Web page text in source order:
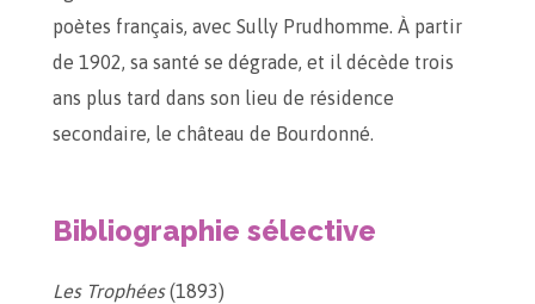
poètes français, avec Sully Prudhomme. À partir
de 1902, sa santé se dégrade, et il décède trois
ans plus tard dans son lieu de résidence
secondaire, le château de Bourdonné.
Bibliographie sélective
Les Trophées(1893)